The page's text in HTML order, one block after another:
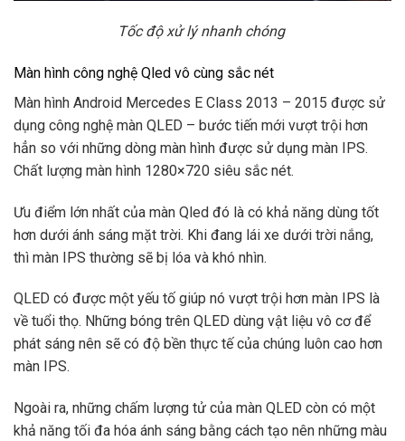
Tốc độ xử lý nhanh chóng
Màn hình công nghệ Qled vô cùng sắc nét
Màn hình Android Mercedes E Class 2013 – 2015 được sử
dụng công nghệ màn QLED – bước tiến mới vượt trội hơn
hẳn so với những dòng màn hình được sử dụng màn IPS.
Chất lượng màn hình 1280×720 siêu sắc nét.
Ưu điểm lớn nhất của màn Qled đó là có khả năng dùng tốt
hơn dưới ánh sáng mặt trời. Khi đang lái xe dưới trời nắng,
thì màn IPS thường sẽ bị lóa và khó nhìn.
QLED có được một yếu tố giúp nó vượt trội hơn màn IPS là
về tuổi thọ. Những bóng trên QLED dùng vật liệu vô cơ để
phát sáng nên sẽ có độ bền thực tế của chúng luôn cao hơn
màn IPS.
Ngoài ra, những chấm lượng tử của màn QLED còn có một
khả năng tối đa hóa ánh sáng bằng cách tạo nên những màu